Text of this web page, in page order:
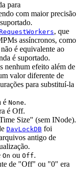
para
com maior precisão
, que
assíncronos, como
é equivalente ao
é suportado.
nenhum efeito além de
valor diferente de
para substituí-la
é None.
é Off.
Size" (sem INode).
DavLockDB foi
antigo de
On ou Off.
de "Off" ou "0" era